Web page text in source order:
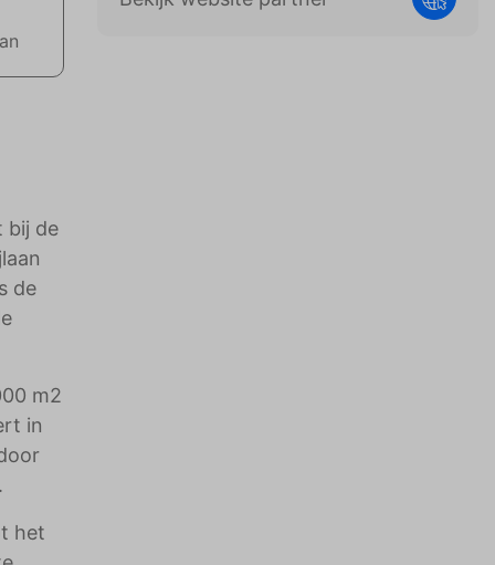
bij de
de
m2
in
het